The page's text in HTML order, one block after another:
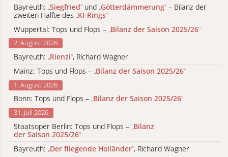
Bayreuth: „Siegfried“ und „Götterdämmerung“ – Bilanz der
zweiten Hälfte des „KI-Rings“
Wuppertal: Tops und Flops – „Bilanz der Saison 2025/26“
2. August 2026
Bayreuth: „Rienzi“, Richard Wagner
Mainz: Tops und Flops – „Bilanz der Saison 2025/26“
1. August 2026
Bonn: Tops und Flops – „Bilanz der Saison 2025/26“
31. Juli 2026
Staatsoper Berlin: Tops und Flops – „Bilanz
der Saison 2025/26“
Bayreuth: „Der fliegende Holländer“, Richard Wagner